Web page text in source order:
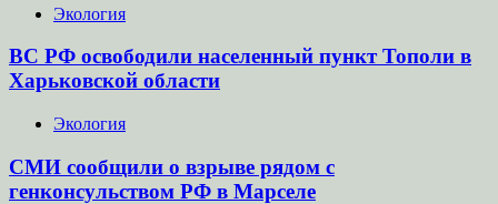
Экология
ВС РФ освободили населенный пункт Тополи в
Харьковской области
Экология
СМИ сообщили о взрыве рядом с
генконсульством РФ в Марселе